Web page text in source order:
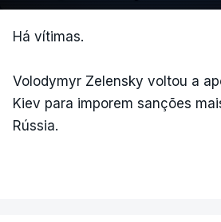
Há vítimas.
Volodymyr Zelensky voltou a
Kiev para imporem sanções
Rússia.